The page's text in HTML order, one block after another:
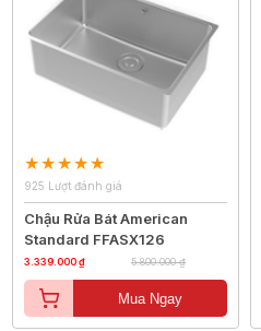
925 Lượt đánh giá
Chậu Rửa Bát American
Standard FFASX126
3.339.000 ₫ 5.800.000 ₫
Mua Ngay